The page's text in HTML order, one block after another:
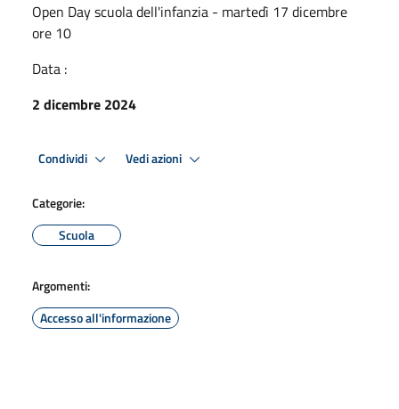
Open Day scuola dell'infanzia - martedì 17 dicembre
ore 10
Data :
2 dicembre 2024
Condividi Vedi azioni
Categorie:
Scuola
Argomenti:
Accesso all'informazione